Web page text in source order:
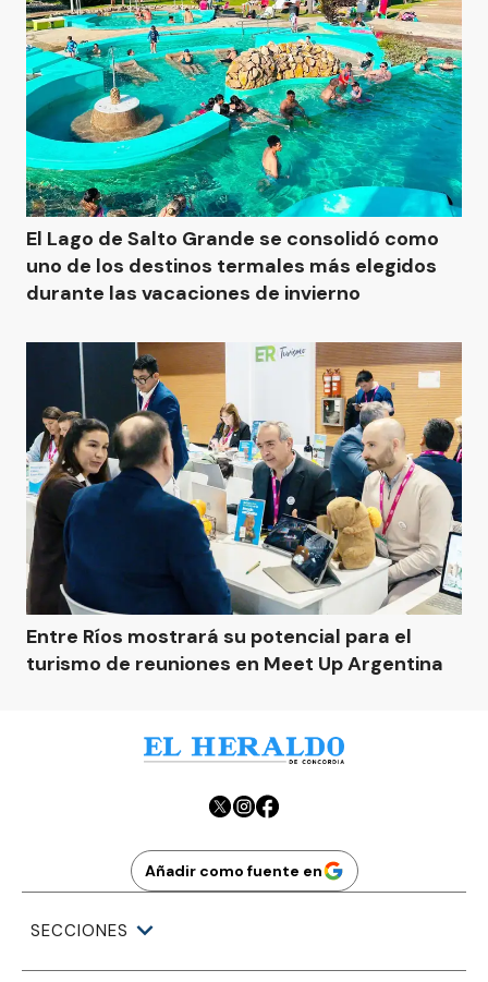
El Lago de Salto Grande se consolidó como
uno de los destinos termales más elegidos
durante las vacaciones de invierno
Entre Ríos mostrará su potencial para el
turismo de reuniones en Meet Up Argentina
Añadir como fuente en
SECCIONES